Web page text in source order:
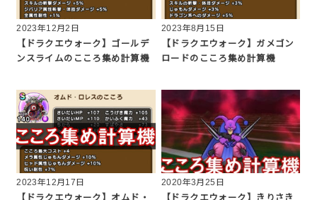
2023年12月2日
【ドラクエウォーク】ゴールデ
ンスライムのこころ集め計算機
2023年8月15日
【ドラクエウォーク】ガメゴン
ロードのこころ集め計算機
2023年12月17日
【ドラクエウォーク】オムド・
2020年3月25日
【ドラクエウォーク】きりさき